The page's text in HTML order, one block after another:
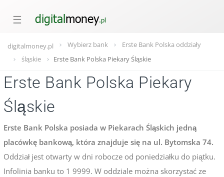
☰
digitalmoney.pl Wybierz bank
Erste Bank Polska oddziały
śląskie
Erste Bank Polska Piekary Śląskie
Erste Bank Polska Piekary
Śląskie
Erste Bank Polska posiada w Piekarach Śląskich jedną
placówkę bankową, która znajduje się na ul. Bytomska 74.
Oddział jest otwarty w dni robocze od poniedziałku do piątku.
Infolinia banku to 1 9999. W oddziale można skorzystać ze